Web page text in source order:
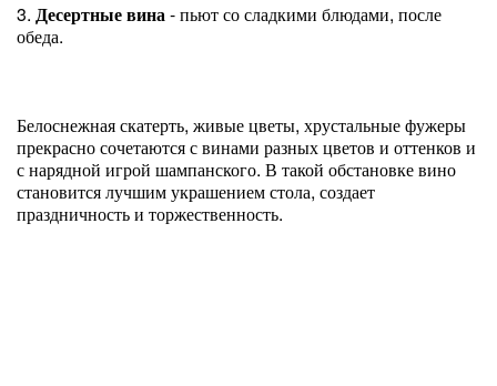
3. Десертные вина- пьют со сладкими блюдами, после
обеда.
Белоснежная скатерть, живые цветы, хрустальные фужеры
прекрасно сочетаются с винами разных цветов и оттенков и
с нарядной игрой шампанского. В такой обстановке вино
становится лучшим украшением стола, создает
праздничность и торжественность.